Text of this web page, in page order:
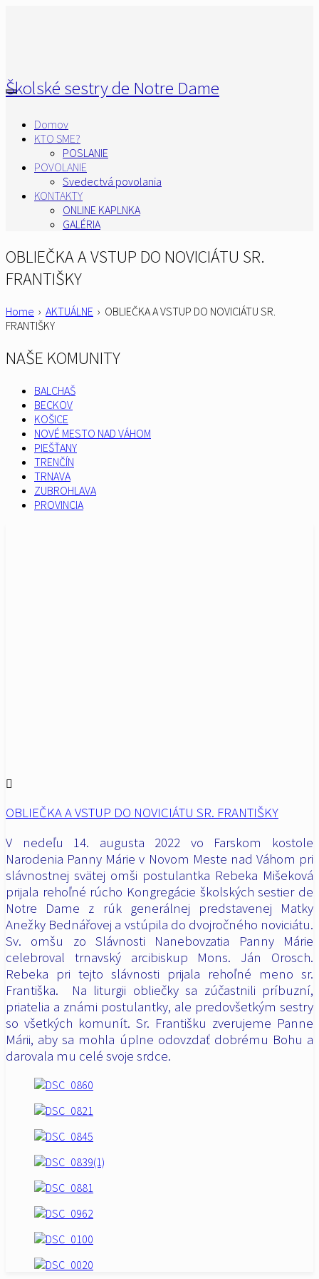
Školské sestry de Notre Dame
Domov
KTO SME?
POSLANIE
POVOLANIE
Svedectvá povolania
KONTAKTY
ONLINE KAPLNKA
GALÉRIA
OBLIEČKA A VSTUP DO NOVICIÁTU SR.
FRANTIŠKY
Home › AKTUÁLNE › OBLIEČKA A VSTUP DO NOVICIÁTU SR.
FRANTIŠKY
NAŠE KOMUNITY
BALCHAŠ
BECKOV
KOŠICE
NOVÉ MESTO NAD VÁHOM
PIEŠŤANY
TRENČÍN
TRNAVA
ZUBROHLAVA
PROVINCIA
OBLIEČKA A VSTUP DO NOVICIÁTU SR. FRANTIŠKY
V nedeľu 14. augusta 2022 vo Farskom kostole
Narodenia Panny Márie v Novom Meste nad Váhom pri
slávnostnej svätej omši postulantka Rebeka Mišeková
prijala rehoľné rúcho Kongregácie školských sestier de
Notre Dame z rúk generálnej predstavenej Matky
Anežky Bednářovej a vstúpila do dvojročného noviciátu.
Sv. omšu zo Slávnosti Nanebovzatia Panny Márie
celebroval trnavský arcibiskup Mons. Ján Orosch.
Rebeka pri tejto slávnosti prijala rehoľné meno sr.
Františka. Na liturgii obliečky sa zúčastnili príbuzní,
priatelia a známi postulantky, ale predovšetkým sestry
so všetkých komunít. Sr. Františku zverujeme Panne
Márii, aby sa mohla úplne odovzdať dobrému Bohu a
darovala mu celé svoje srdce.